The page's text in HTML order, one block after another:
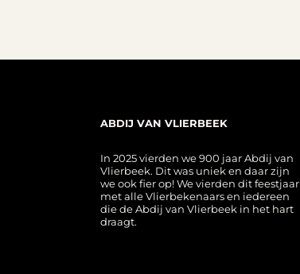
ABDIJ VAN VLIERBEEK
In 2025 vierden we 900 jaar Abdij van
Vlierbeek. Dit was uniek en daar zijn
we ook fier op! We vierden dit feestjaar
met alle Vlierbekenaars en iedereen
die de Abdij van Vlierbeek in het hart
draagt.